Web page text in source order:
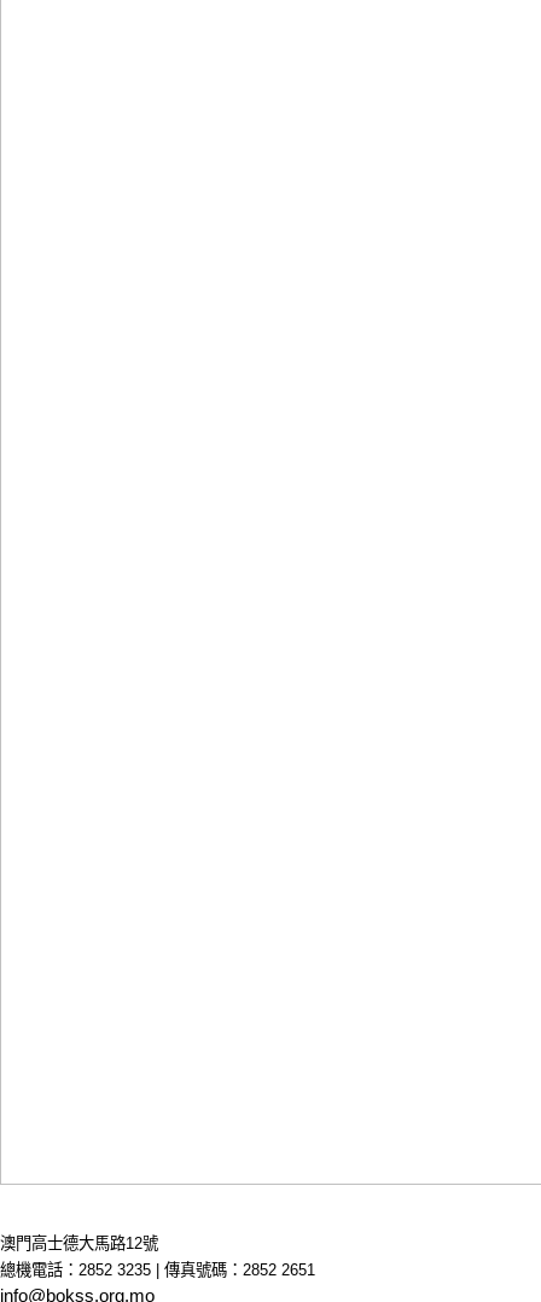
澳門高士德大馬路12號
總機電話：2852 3235 | 傳真號碼：2852 2651
info@bokss.org.mo